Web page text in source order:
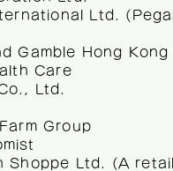
Ltd.
Gamble Hong Kong
Care
Ltd.
Group
Shoppe Ltd. (A